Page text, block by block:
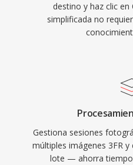
destino y haz clic
simplificada no
Gestiona sesiones
múltiples imágenes 3FR
lote — ahorra tiempo